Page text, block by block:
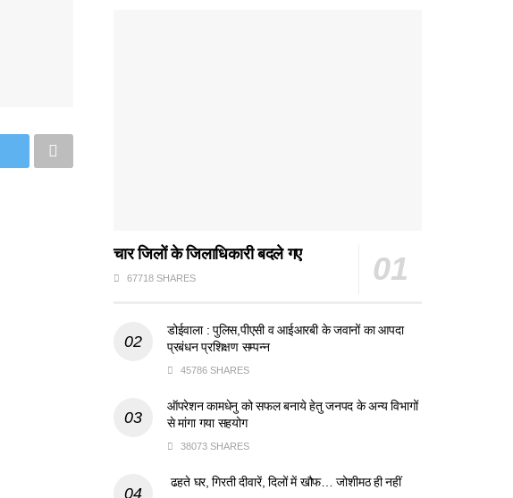
चार जिलों के जिलाधिकारी बदले गए
67718 SHARES
डोईवाला : पुलिस,पीएसी व आईआरबी के जवानों का आपदा
प्रबंधन प्रशिक्षण सम्पन्न
45786 SHARES
ऑपरेशन कामधेनु को सफल बनाये हेतु जनपद के अन्य विभागों
से मांगा गया सहयोग
38073 SHARES
ढहते घर, गिरती दीवारें, दिलों में खौफ… जोशीमठ ही नहीं